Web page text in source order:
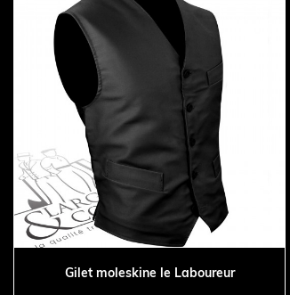
Gilet moleskine le Laboureur